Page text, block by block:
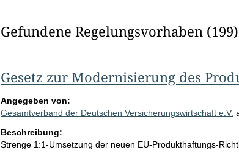
l
r
e
b
Gefundene Regelungsvorhaben (199)
Gesetz zur Modernisierung des
Angegeben von:
Gesamtverband der Deutschen Versicherungswirtschaft e.V.
Beschreibung:
Strenge 1:1-Umsetzung der neuen EU-Produkthaftungs-